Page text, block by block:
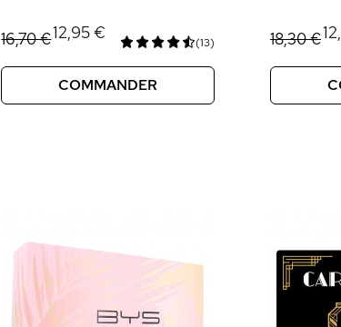
16,70 €12,95 € (13)
COMMANDER
18,30 €